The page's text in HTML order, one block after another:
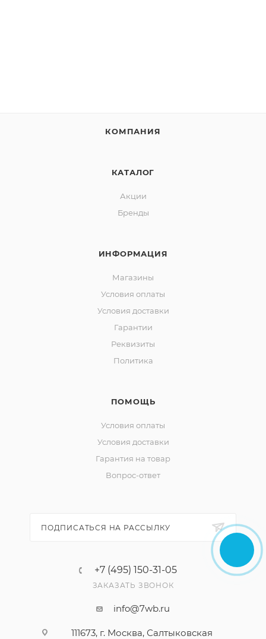
КОМПАНИЯ
КАТАЛОГ
Акции
Бренды
ИНФОРМАЦИЯ
Магазины
Условия оплаты
Условия доставки
Гарантии
Реквизиты
Политика
ПОМОЩЬ
Условия оплаты
Условия доставки
Гарантия на товар
Вопрос-ответ
ПОДПИСАТЬСЯ НА РАССЫЛКУ
+7 (495) 150-31-05
ЗАКАЗАТЬ ЗВОНОК
info@7wb.ru
111673, г. Москва, Салтыковская